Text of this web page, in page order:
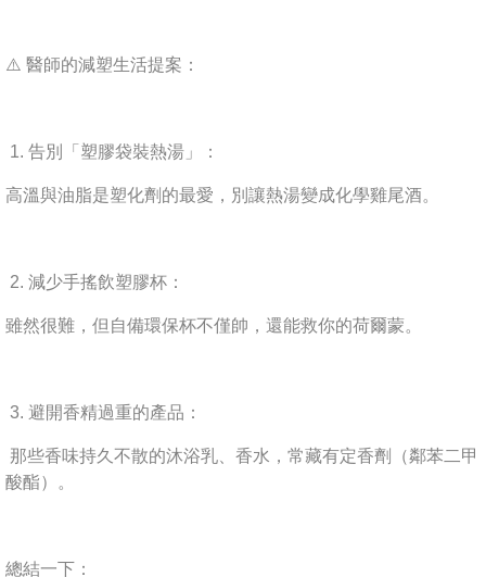
⚠️ 醫師的減塑生活提案：
1. 告別「塑膠袋裝熱湯」：
高溫與油脂是塑化劑的最愛，別讓熱湯變成化學雞尾酒。
2. 減少手搖飲塑膠杯：
雖然很難，但自備環保杯不僅帥，還能救你的荷爾蒙。
3. 避開香精過重的產品：
那些香味持久不散的沐浴乳、香水，常藏有定香劑（鄰苯二甲
酸酯）。
總結一下：